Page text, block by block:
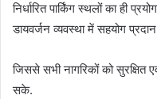
निर्धारित पार्किंग स्थलों का ही
डायवर्जन व्यवस्था में सहयोग
जिससे सभी नागरिकों को सुरक्षित
सके.